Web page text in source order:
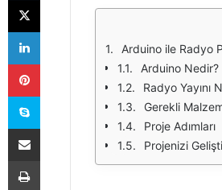
Arduino ile Radyo
Arduino Nedir?
Radyo Yayını
Gerekli
Proje Adımları
Projenizi
LinkedIn
Pinterest
Skype
E-Posta ile paylaş